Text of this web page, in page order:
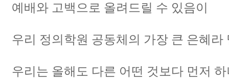
예배와 고백으로 올려드릴 수 있음이
우리 정의학원 공동체의 가장 큰 은혜라
우리는 올해도 다른 어떤 것보다 먼저